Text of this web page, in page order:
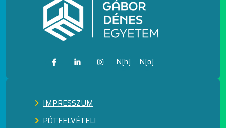
N[h] N[o]
IMPRESSZUM
PÓTFELVÉTELI